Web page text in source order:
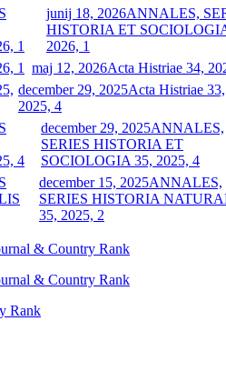
junij 18, 2026ANNALES,
HISTORIA ET
2026, 1
maj 12, 2026Acta Histriae 34,
december 29, 2025Acta Histriae 33,
2025, 4
december 29, 2025ANNALES,
SERIES HISTORIA ET
SOCIOLOGIA 35, 2025, 4
december 15, 2025ANNALES,
SERIES HISTORIA
35, 2025, 2